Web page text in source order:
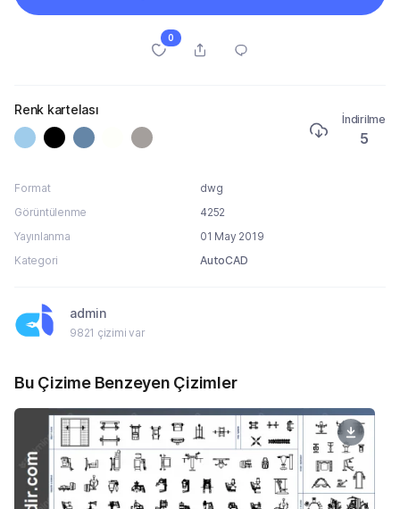
0
Renk kartelası
İndirilme
5
Format
dwg
Görüntülenme
4252
Yayınlanma
01 May 2019
Kategori
AutoCAD
admin
9821 çizimi var
Bu Çizime Benzeyen Çizimler